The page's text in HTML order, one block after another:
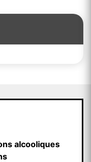
alcooliques